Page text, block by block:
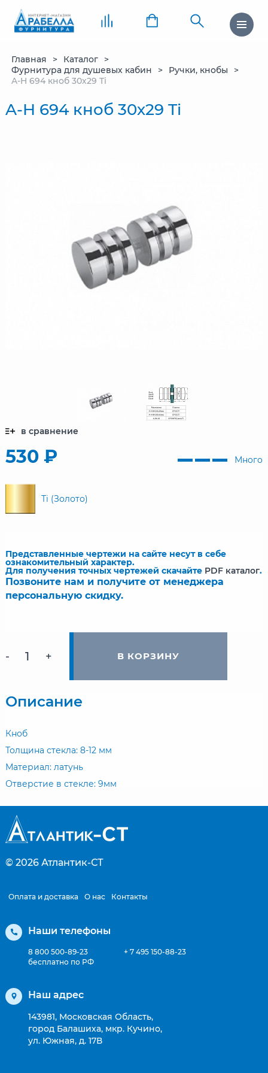
Главная
Каталог
Фурнитура для душевых кабин
Ручки, кнобы
A-H 694 кноб 30х29 Ti
A-H 694 кноб 30х29 Ti
в сравнение
530 ₽ Много
Ti (Золото)
Представленные чертежи на сайте несут в себе
ознакомительный характер.
Для получения точных чертежей скачайте PDF каталог.
Позвоните нам и получите от менеджера
персональную скидку.
- + В КОРЗИНУ
Описание
Кноб
Толщина стекла: 8-12 мм
Материал: латунь
Отверстие в стекле: 9мм
© 2026 Атлантик-СТ
Оплата и доставка О нас Контакты
Наши телефоны
8 800 500-89-23
бесплатно по РФ
+ 7 495 150-88-23
Наш адрес
143981, Московская Область,
город Балашиха, мкр. Кучино,
ул. Южная, д. 17В